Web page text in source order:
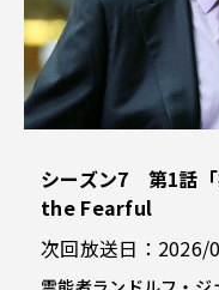
シーズン7 第1話
the Fearful
次回放送日：2026/